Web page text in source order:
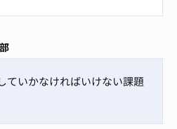
ていかなければいけない課題